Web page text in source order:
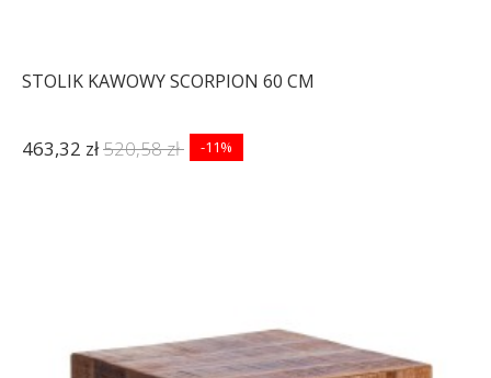
STOLIK KAWOWY SCORPION 60 CM
463,32 zł520,58 zł -11%